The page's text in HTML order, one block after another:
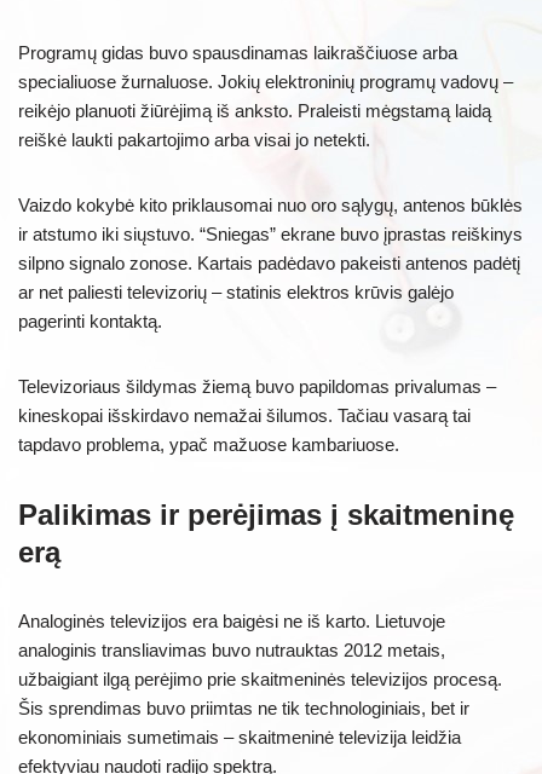
Programų gidas buvo spausdinamas laikraščiuose arba
specialiuose žurnaluose. Jokių elektroninių programų vadovų –
reikėjo planuoti žiūrėjimą iš anksto. Praleisti mėgstamą laidą
reiškė laukti pakartojimo arba visai jo netekti.
Vaizdo kokybė kito priklausomai nuo oro sąlygų, antenos būklės
ir atstumo iki siųstuvo. “Sniegas” ekrane buvo įprastas reiškinys
silpno signalo zonose. Kartais padėdavo pakeisti antenos padėtį
ar net paliesti televizorių – statinis elektros krūvis galėjo
pagerinti kontaktą.
Televizoriaus šildymas žiemą buvo papildomas privalumas –
kineskopai išskirdavo nemažai šilumos. Tačiau vasarą tai
tapdavo problema, ypač mažuose kambariuose.
Palikimas ir perėjimas į skaitmeninę
erą
Analoginės televizijos era baigėsi ne iš karto. Lietuvoje
analoginis transliavimas buvo nutrauktas 2012 metais,
užbaigiant ilgą perėjimo prie skaitmeninės televizijos procesą.
Šis sprendimas buvo priimtas ne tik technologiniais, bet ir
ekonominiais sumetimais – skaitmeninė televizija leidžia
efektyviau naudoti radijo spektrą.